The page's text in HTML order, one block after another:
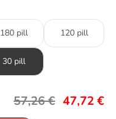
180 pill 120 pill
30 pill
57,26€ 47,72 €